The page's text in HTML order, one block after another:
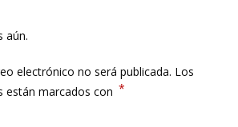
aún.
electrónico no será publicada. Los
están marcados con *